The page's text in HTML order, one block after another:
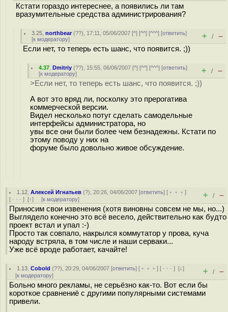
Кстати гораздо интереснее, а появились ли там
вразумительные средства администрирования?
3.25 ,northbear(??), 17:11, 05/06/2007 [^] [^^] [^^^] [ответить]
[к модератору] + / –
Если нет, то теперь есть шанс, что появится. ;))
4.37 ,Dmitriy (??), 15:55, 06/06/2007 [^] [^^] [^^^] [ответить]
[к модератору] + / –
>Если нет, то теперь есть шанс, что появится. ;))
А вот это вряд ли, посколку это прерогатива
коммерческой версии.
Видел несколько потуг сделать самодельные
интерфейсы администратора, но
увы все они были более чем безнадежны. Кстати по
этому поводу у них на
форуме было довольно живое обсуждение.
1.12 ,Алексей Игнатьев (?), 20:26, 04/06/2007 [ответить] [ ﹢﹢﹢]
[ · · · ] [↑] [к модератору] + / –
Приносим свои извенения (хотя виновны совсем не мы, но...)
Выглядело конечно это всё весело, действительно как будто
проект встал и упал :-)
Просто так совпало, накрылся коммутатор у прова, куча
народу встряла, в том числе и наши серваки...
Уже всё вроде работает, качайте!
1.13 ,Cobold (??), 20:29, 04/06/2007 [ответить] [ ﹢﹢﹢] [ · · ·][↓]
[к модератору] + / –
Больно много рекламы, не серьёзно как-то. Вот если бы
короткое сравнениё с другими популярными системами
привели.